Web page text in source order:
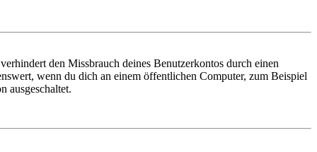
den Missbrauch deines Benutzerkontos durch einen
wenn du dich an einem öffentlichen Computer, zum Beispiel
ausgeschaltet.